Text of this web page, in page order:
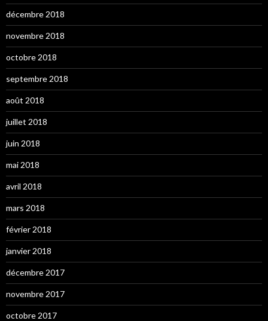
décembre 2018
novembre 2018
octobre 2018
septembre 2018
août 2018
juillet 2018
juin 2018
mai 2018
avril 2018
mars 2018
février 2018
janvier 2018
décembre 2017
novembre 2017
octobre 2017